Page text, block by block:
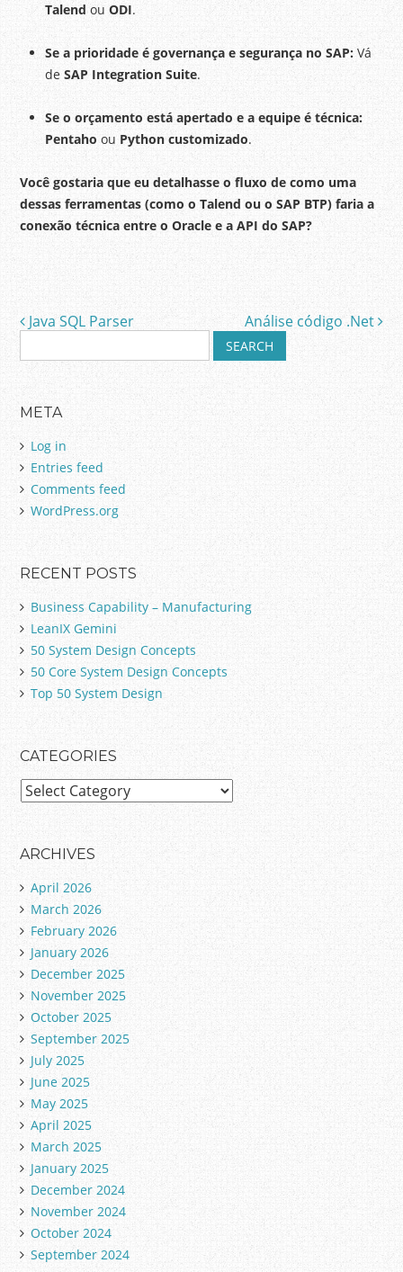
TalendouODI.
Se a prioridade é governança e segurança no SAP: Vá
deSAP Integration Suite.
Se o orçamento está apertado e a equipe é técnica:
Pentaho ou Python customizado.
Você gostaria que eu detalhasse o fluxo de como uma
dessas ferramentas (como o Talend ou o SAP BTP) faria a
conexão técnica entre o Oracle e a API do SAP?
Post navigation
Java SQL Parser Análise código .Net
e
a
c
f
o
r
:
META
Log in
Entries feed
Comments feed
WordPress.org
RECENT POSTS
Business Capability – Manufacturing
LeanIX Gemini
50 System Design Concepts
50 Core System Design Concepts
Top 50 System Design
CATEGORIES
C
e
o
r
i
e
s
ARCHIVES
April 2026
March 2026
February 2026
January 2026
December 2025
November 2025
October 2025
September 2025
July 2025
June 2025
May 2025
April 2025
March 2025
January 2025
December 2024
November 2024
October 2024
September 2024